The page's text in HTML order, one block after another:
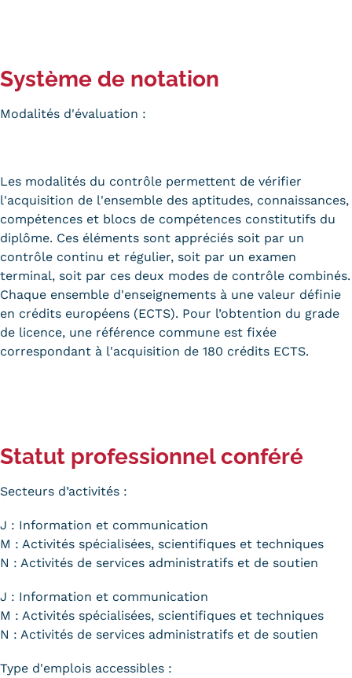
Système de notation
Modalités d'évaluation :
Les modalités du contrôle permettent de vérifier
l'acquisition de l'ensemble des aptitudes, connaissances,
compétences et blocs de compétences constitutifs du
diplôme. Ces éléments sont appréciés soit par un
contrôle continu et régulier, soit par un examen
terminal, soit par ces deux modes de contrôle combinés.
Chaque ensemble d'enseignements à une valeur définie
en crédits européens (ECTS). Pour l’obtention du grade
de licence, une référence commune est fixée
correspondant à l'acquisition de 180 crédits ECTS.
Statut professionnel conféré
Secteurs d’activités :
J : Information et communication
M : Activités spécialisées, scientifiques et techniques
N : Activités de services administratifs et de soutien
J : Information et communication
M : Activités spécialisées, scientifiques et techniques
N : Activités de services administratifs et de soutien
Type d'emplois accessibles :